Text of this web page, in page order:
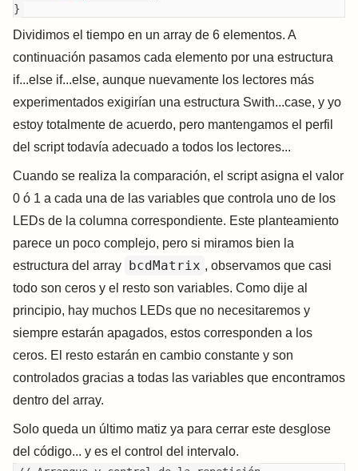
}
Dividimos el tiempo en un array de 6 elementos. A
continuación pasamos cada elemento por una estructura
if...else if...else, aunque nuevamente los lectores más
experimentados exigirían una estructura Swith...case, y yo
estoy totalmente de acuerdo, pero mantengamos el perfil
del script todavía adecuado a todos los lectores...
Cuando se realiza la comparación, el script asigna el valor
0 ó 1 a cada una de las variables que controla uno de los
LEDs de la columna correspondiente. Este planteamiento
parece un poco complejo, pero si miramos bien la
estructura del array bcdMatrix , observamos que casi
todo son ceros y el resto son variables. Como dije al
principio, hay muchos LEDs que no necesitaremos y
siempre estarán apagados, estos corresponden a los
ceros. El resto estarán en cambio constante y son
controlados gracias a todas las variables que encontramos
dentro del array.
Solo queda un último matiz ya para cerrar este desglose
del código... y es el control del intervalo.